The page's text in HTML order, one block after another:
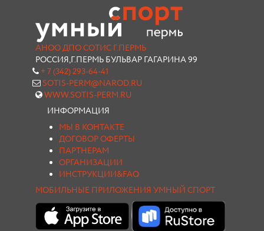
АНОО ДПО СОТИС Г.ПЕРМЬ
РОССИЯ,Г.ПЕРМЬ БУЛЬВАР ГАГАРИНА 99
+ 7 (342) 293-64-41
SOTIS-PERM@NAROD.RU
WWW.SOTIS-PERM.RU
ИНФОРМАЦИЯ
МЫ В КОНТАКТЕ
ДОГОВОР ОФЕРТЫ
ПАРТНЕРАМ
ОРГАНИЗАЦИИ
ИНСТРУКЦИИ&FAQ
МОБИЛЬНЫЕ ПРИЛОЖЕНИЯ УМНЫЙ СПОРТ